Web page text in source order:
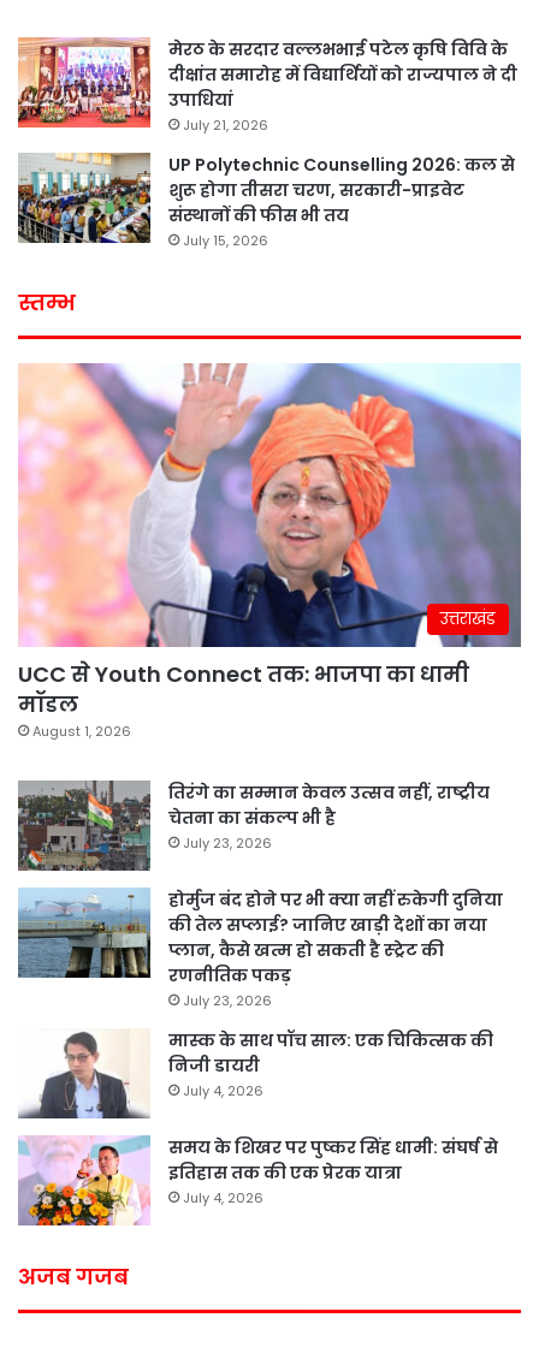
मेरठ के सरदार वल्लभभाई पटेल कृषि विवि के
दीक्षांत समारोह में विद्यार्थियों को राज्यपाल ने दी
उपाधियां
July 21, 2026
UP Polytechnic Counselling 2026: कल से
शुरू होगा तीसरा चरण, सरकारी-प्राइवेट
संस्थानों की फीस भी तय
July 15, 2026
स्तम्भ
उत्तराखंड
UCC से Youth Connect तक: भाजपा का धामी
मॉडल
August 1, 2026
तिरंगे का सम्मान केवल उत्सव नहीं, राष्ट्रीय
चेतना का संकल्प भी है
July 23, 2026
होर्मुज बंद होने पर भी क्या नहीं रुकेगी दुनिया
की तेल सप्लाई? जानिए खाड़ी देशों का नया
प्लान, कैसे खत्म हो सकती है स्ट्रेट की
रणनीतिक पकड़
July 23, 2026
मास्क के साथ पॉच साल: एक चिकित्सक की
निजी डायरी
July 4, 2026
समय के शिखर पर पुष्कर सिंह धामी: संघर्ष से
इतिहास तक की एक प्रेरक यात्रा
July 4, 2026
अजब गजब